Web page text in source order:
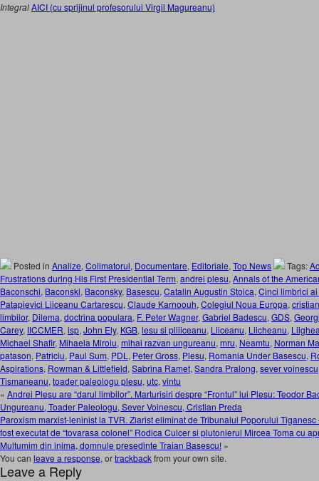
IntegralAICI (cu sprijinul profesorului Virgil Magureanu)
Posted in Analize, Colimatorul, Documentare, Editoriale, Top News Tags:
Frustrations during His First Presidential Term, andrei plesu, Annals of the
Baconschi, Baconski, Baconsky, Basescu, Catalin Augustin Stoica, Cinci limbrici
Patapievici Liiceanu Cartarescu, Claude Karnoouh, Colegiul Noua Europa,
limbilor, Dilema, doctrina populara, F. Peter Wagner, Gabriel Badescu, GDS,
Carey, IICCMER, isp, John Ely, KGB, lesu si pliiiceanu, Liiceanu, Liicheanu,
Michael Shafir, Mihaela Miroiu, mihai razvan ungureanu, mru, Neamtu, Norman
patason, Patriciu, Paul Sum, PDL , Peter Gross, Plesu, Romania Under Basescu,
Aspirations, Rowman & Littlefield, Sabrina Ramet, Sandra Pralong, sever voinescu
Tismaneanu, toader paleologu plesu, utc, vintu
« Andrei Plesu are “darul limbilor”. Marturisiri despre “Frontul” lui Plesu: Teodor
Ungureanu, Toader Paleologu, Sever Voinescu, Cristian Preda
Paroxism marxist-leninist la TVR. Ziarist eliminat de Tribunalul Poporului
fost executat de “tovarasa colonel” Rodica Culcer si plutonierul Mircea Toma cu
Multumim din inima, domnule presedinte Traian Basescu! »
You can leave a response, ortrackbackfrom your own site.
Leave a Reply